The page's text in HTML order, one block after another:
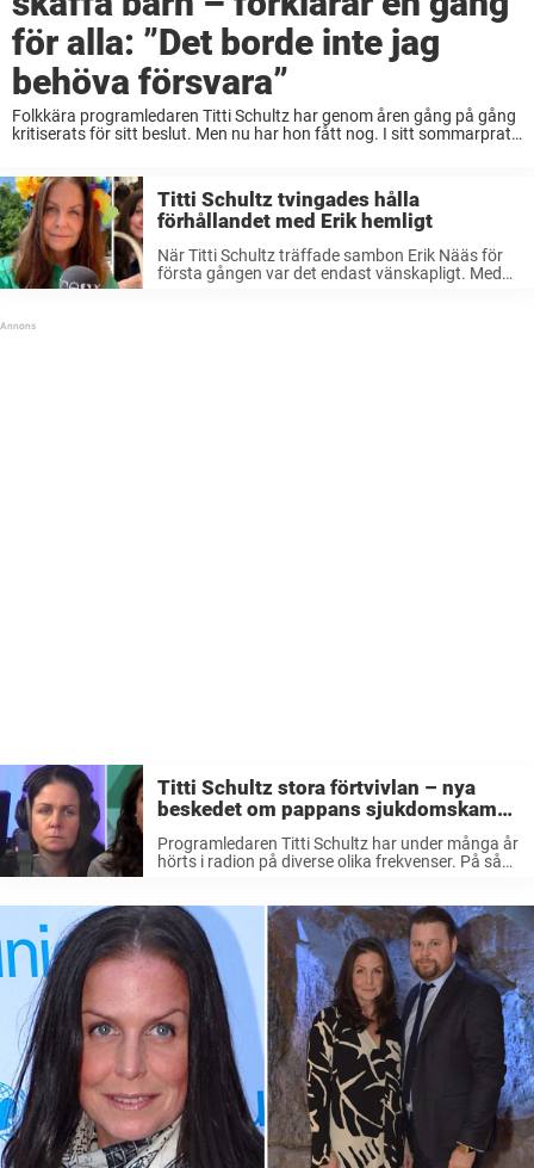
för alla: ”Det borde inte jag
behöva försvara”
Folkkära programledaren Titti Schultz har genom åren gång på gång
kritiserats för sitt beslut. Men nu har hon fått nog. I sitt sommarprat,
Titti Schultz tvingades hålla
förhållandet med Erik hemligt
När Titti Schultz träffade sambon Erik Nääs för
första gången var det endast vänskapligt. Med
Titti Schultz stora förtvivlan – nya
beskedet om pappans sjukdomskamp:
”Så jobbigt”
Programledaren Titti Schultz har under många år
hörts i radion på diverse olika frekvenser. På så
om prisats ...